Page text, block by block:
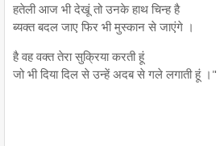
हतेली आज भी देखूं तो उनके हाथ चिन्ह है
ब्यक्त बदल जाए फिर भी मुस्कान से जाएंगे ।
है वह वक्त तेरा सुक्रिया करती हूं
जो भी दिया दिल से उन्हें अदब से गले लगाती हूं ।"